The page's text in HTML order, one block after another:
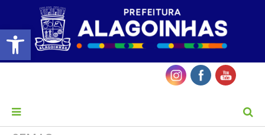
Barra de Ferramentas Aberta